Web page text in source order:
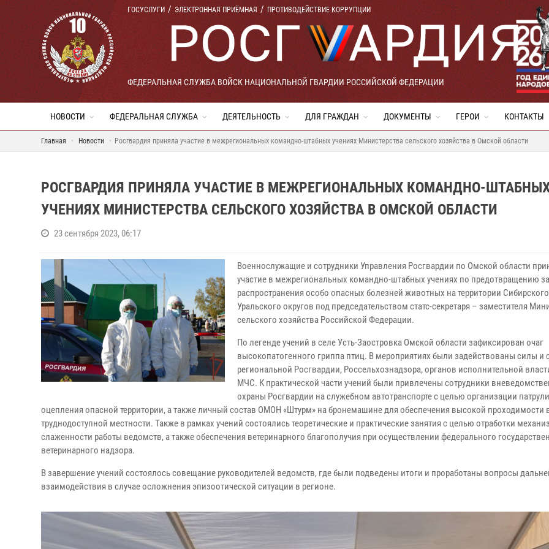
ГОСУСЛУГИ ЭЛЕКТРОННАЯ ПРИЁМНАЯ ПРОТИВОДЕЙСТВИЕ КОРРУПЦИИ
ФЕДЕРАЛЬНАЯ СЛУЖБА ВОЙСК НАЦИОНАЛЬНОЙ ГВАРДИИ РОССИЙСКОЙ ФЕДЕРАЦИИ
НОВОСТИ ФЕДЕРАЛЬНАЯ СЛУЖБА ДЕЯТЕЛЬНОСТЬ ДЛЯ ГРАЖДАН ДОКУМЕНТЫ ГЕРОИ КОНТАКТЫ
Главная Новости Росгвардия приняла участие в межрегиональных командно-штабных учениях Министерства сельского хозяйства в Омской области
РОСГВАРДИЯ ПРИНЯЛА УЧАСТИЕ В МЕЖРЕГИОНАЛЬНЫХ КОМАНДНО-
УЧЕНИЯХ МИНИСТЕРСТВА СЕЛЬСКОГО ХОЗЯЙСТВА В ОМСКОЙ ОБЛАСТИ
23 сентября 2023, 06:17
Военнослужащие и сотрудники Управления Росгвардии по Омской области
участие в межрегиональных командно-штабных учениях по предотвращению
распространения особо опасных болезней животных на территории
Уральского округов под председательством статс-секретаря – заместителя
сельского хозяйства Российской Федерации.
По легенде учений в селе Усть-Заостровка Омской области зафиксирован очаг
высокопатогенного гриппа птиц. В мероприятиях были задействованы силы и
региональной Росгвардии, Россельхознадзора, органов исполнительной
МЧС. К практической части учений были привлечены сотрудники
охраны Росгвардии на служебном автотранспорте с целью организации
оцепления опасной территории, а также личный состав ОМОН «Штурм» на бронемашине для обеспечения высокой проходимости
труднодоступной местности. Также в рамках учений состоялись теоретические и практические занятия с целью отработки
слаженности работы ведомств, а также обеспечения ветеринарного благополучия при осуществлении федерального
ветеринарного надзора.
В завершение учений состоялось совещание руководителей ведомств, где были подведены итоги и проработаны вопросы
взаимодействия в случае осложнения эпизоотической ситуации в регионе.